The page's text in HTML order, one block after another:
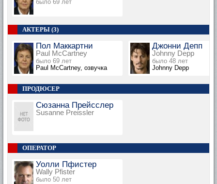
было 69 лет
АКТЕРЫ (3)
Пол Маккартни
Paul McCartney
было 69 лет
Paul McCartney, озвучка
Джонни Депп
Johnny Depp
было 48 лет
Johnny Depp
ПРОДЮСЕР
Сюзанна Прейсслер
Susanne Preissler
ОПЕРАТОР
Уолли Пфистер
Wally Pfister
было 50 лет